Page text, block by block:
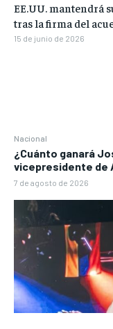
Nacional
¿Cuánto ganará
vicepresidente de
7 de agosto de 2026
EE.UU. mantendrá
tras la firma del
15 de junio de 2026